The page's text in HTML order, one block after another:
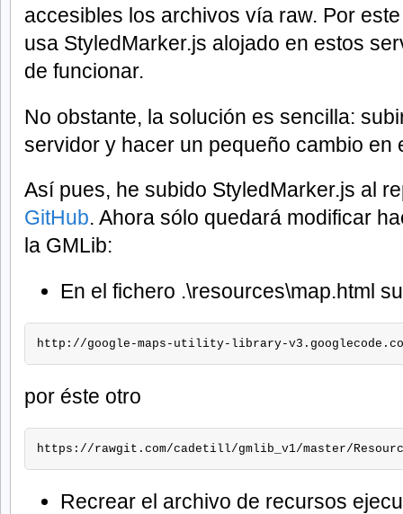
accesibles los archivos vía raw. Por
usa StyledMarker.js alojado en estos
de funcionar.
No obstante, la solución es sencilla:
servidor y hacer un pequeño cambio en
Así pues, he subido StyledMarker.js al
GitHub. Ahora sólo quedará modificar
la GMLib:
En el fichero .\resources\map.html
http://google-maps-utility-library-
por éste otro
https://rawgit.com/cadetill/gmlib_v1/master/
Recrear el archivo de recursos